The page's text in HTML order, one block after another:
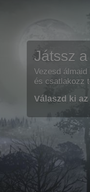
Játssz
Vezesd álmaid
és csatlakozz
Válaszd ki